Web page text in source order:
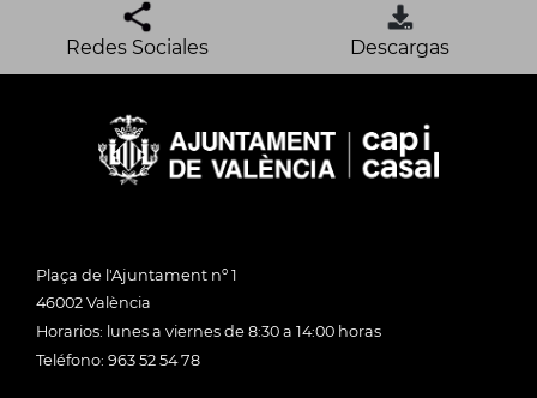
Redes Sociales Descargas
Plaça de l'Ajuntament nº 1
46002 València
Horarios: lunes a viernes de 8:30 a 14:00 horas
Teléfono: 963 52 54 78